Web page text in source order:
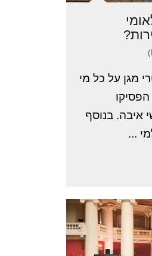
מגן על כל מי
איבה. בנוסף
...